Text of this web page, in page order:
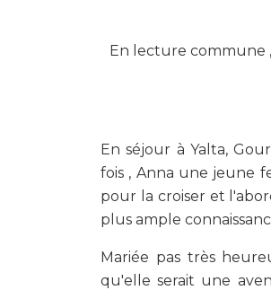
En lecture commune
En séjour à Yalta,
fois , Anna une jeune
pour la croiser et
plus ample
Mariée pas très
qu'elle serait une